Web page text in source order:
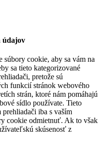
údajov
cookie, aby sa vám na
sa tieto kategorizované
pretože sú
funkcií stránok webového
strán, ktoré nám pomáhajú
sídlo používate. Tieto
iba s vaším
cookie odmietnuť. Ak to však
skúsenosť z